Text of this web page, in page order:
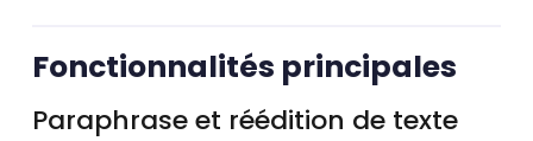
Fonctionnalités principales
Paraphrase et réédition de texte